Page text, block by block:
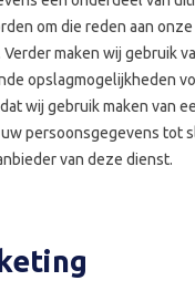
om die reden aan
maken wij gebruik
opslagmogelijkheden
wij gebruik maken van
persoonsgegevens tot
van deze dienst.